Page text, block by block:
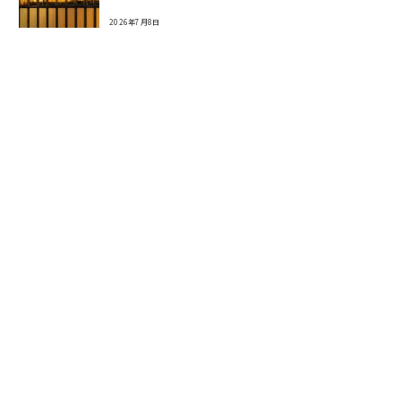
2026年7月8日